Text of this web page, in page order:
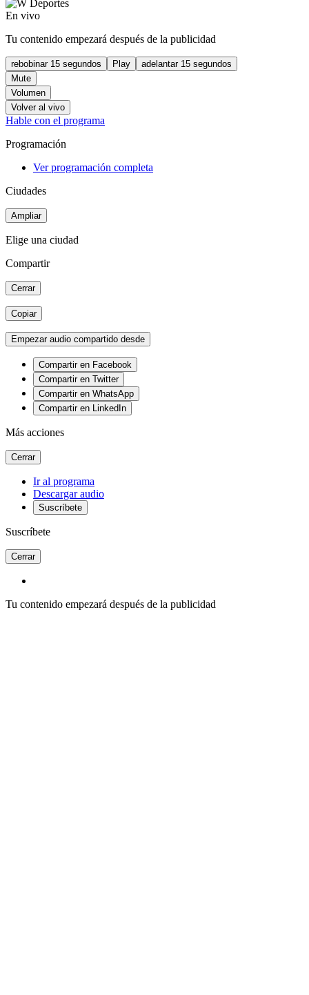
En vivo
Tu contenido empezará después de la publicidad
rebobinar 15 segundos Play
adelantar 15 segundos
Mute
Volumen
Volver al vivo
Hable con el programa
Programación
Ver programación completa
Ciudades
Ampliar
Elige una ciudad
Compartir
Cerrar
Copiar
Empezar audio compartido desde
Compartir en Facebook
Compartir en Twitter
Compartir en WhatsApp
Compartir en LinkedIn
Más acciones
Cerrar
Ir al programa
Descargar audio
Suscríbete
Suscríbete
Cerrar
Tu contenido empezará después de la publicidad